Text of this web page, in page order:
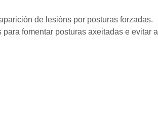
de lesións por posturas forzadas.
fomentar posturas axeitadas e evitar a